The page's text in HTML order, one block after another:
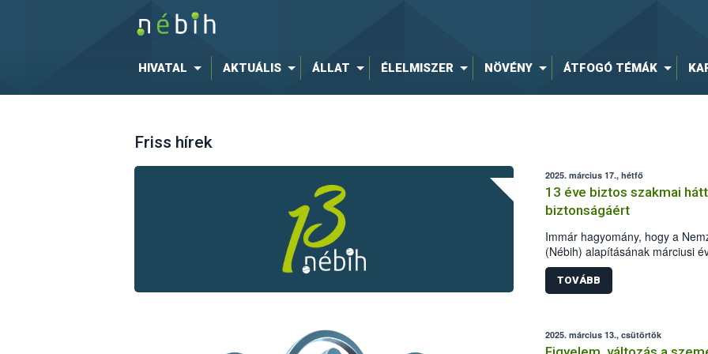
HIVATAL AKTUÁLIS ÁLLAT ÉLELMISZER NÖVÉNY ÁTFOGÓ TÉMÁK
Friss hírek
2025. március 17., hétfő
13 éve biztos szakmai
biztonságáért
Immár hagyomány, hogy a
(Nébih) alapításának márciusi
eseményeit, a élelmiszerlánc
legfontosabb eredményeit. A
figyelmet fordítottak többek
kezelték az
TOVÁBB
2025. március 13., csütörtök